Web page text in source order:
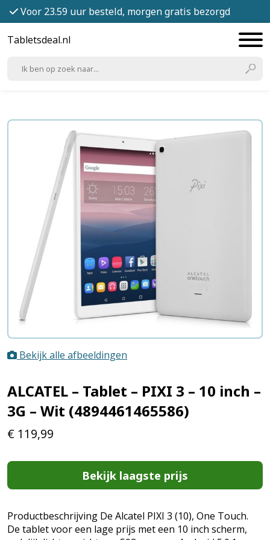
Voor 23.59 uur besteld, morgen gratis bezorgd
Tabletsdeal.nl
Bekijk alle afbeeldingen
ALCATEL – Tablet – PIXI 3 – 10 inch –
3G – Wit (4894461465586)
€ 119,99
Bekijk laagste prijs
Productbeschrijving De Alcatel PIXI 3 (10), One Touch.
De tablet voor een lage prijs met een 10 inch scherm,